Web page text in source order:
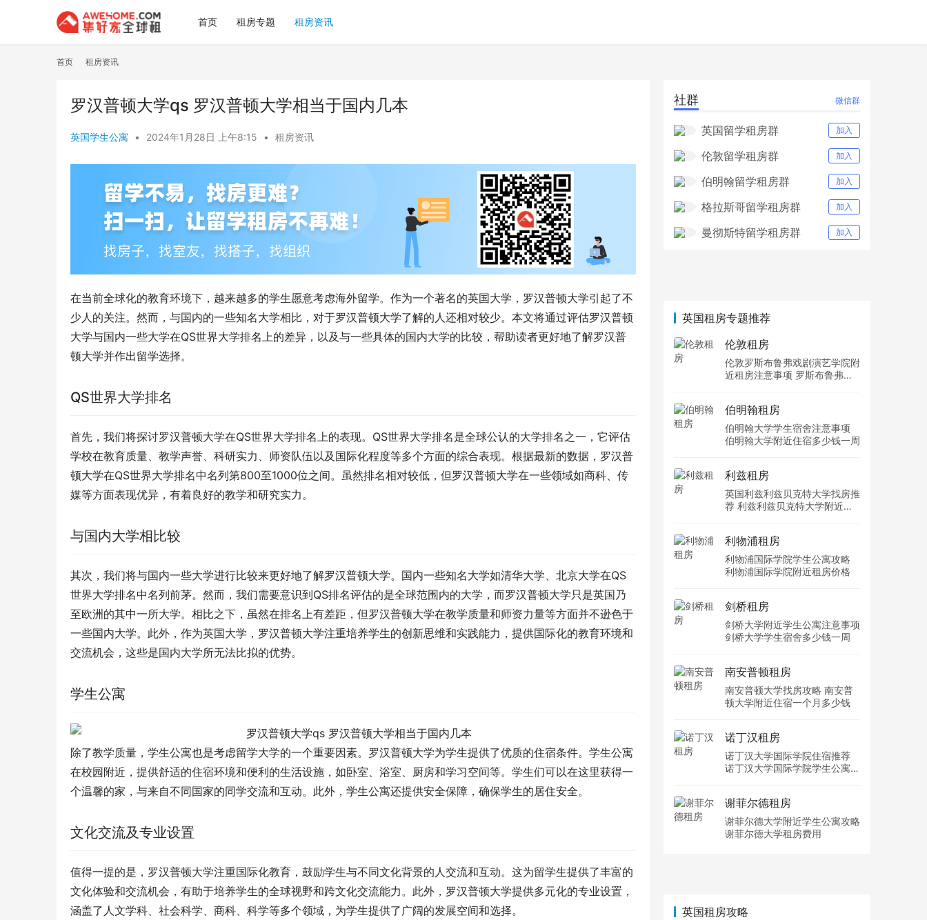
首页 租房专题 租房资讯
首页 租房资讯
罗汉普顿大学qs 罗汉普顿大学相当于国内几本
英国学生公寓 • 2024年1月28日 上午8:15 • 租房资讯
在当前全球化的教育环境下，越来越多的学生愿意考虑海外留学。作为一个著名的英国大学，罗汉普顿大学引起了不
少人的关注。然而，与国内的一些知名大学相比，对于罗汉普顿大学了解的人还相对较少。本文将通过评估罗汉普顿
大学与国内一些大学在QS世界大学排名上的差异，以及与一些具体的国内大学的比较，帮助读者更好地了解罗汉普
顿大学并作出留学选择。
QS世界大学排名
首先，我们将探讨罗汉普顿大学在QS世界大学排名上的表现。QS世界大学排名是全球公认的大学排名之一，它评估
学校在教育质量、教学声誉、科研实力、师资队伍以及国际化程度等多个方面的综合表现。根据最新的数据，罗汉普
顿大学在QS世界大学排名中名列第800至1000位之间。虽然排名相对较低，但罗汉普顿大学在一些领域如商科、传
媒等方面表现优异，有着良好的教学和研究实力。
与国内大学相比较
其次，我们将与国内一些大学进行比较来更好地了解罗汉普顿大学。国内一些知名大学如清华大学、北京大学在QS
世界大学排名中名列前茅。然而，我们需要意识到QS排名评估的是全球范围内的大学，而罗汉普顿大学只是英国乃
至欧洲的其中一所大学。相比之下，虽然在排名上有差距，但罗汉普顿大学在教学质量和师资力量等方面并不逊色于
一些国内大学。此外，作为英国大学，罗汉普顿大学注重培养学生的创新思维和实践能力，提供国际化的教育环境和
交流机会，这些是国内大学所无法比拟的优势。
学生公寓
除了教学质量，学生公寓也是考虑留学大学的一个重要因素。罗汉普顿大学为学生提供了优质的住宿条件。学生公寓
在校园附近，提供舒适的住宿环境和便利的生活设施，如卧室、浴室、厨房和学习空间等。学生们可以在这里获得一
个温馨的家，与来自不同国家的同学交流和互动。此外，学生公寓还提供安全保障，确保学生的居住安全。
文化交流及专业设置
值得一提的是，罗汉普顿大学注重国际化教育，鼓励学生与不同文化背景的人交流和互动。这为留学生提供了丰富的
文化体验和交流机会，有助于培养学生的全球视野和跨文化交流能力。此外，罗汉普顿大学提供多元化的专业设置，
涵盖了人文学科、社会科学、商科、科学等多个领域，为学生提供了广阔的发展空间和选择。
社群 微信群
英国留学租房群 加入
伦敦留学租房群 加入
伯明翰留学租房群 加入
格拉斯哥留学租房群 加入
曼彻斯特留学租房群 加入
英国租房专题推荐
伦敦租房
伦敦罗斯布鲁弗戏剧演艺学院附
近租房注意事项 罗斯布鲁弗戏
伯明翰租房
伯明翰大学学生宿舍注意事项
伯明翰大学附近住宿多少钱一周
利兹租房
英国利兹利兹贝克特大学找房推
荐 利兹利兹贝克特大学附近住
利物浦租房
利物浦国际学院学生公寓攻略
利物浦国际学院附近租房价格
剑桥租房
剑桥大学附近学生公寓注意事项
剑桥大学学生宿舍多少钱一周
南安普顿租房
南安普顿大学找房攻略 南安普
顿大学附近住宿一个月多少钱
诺丁汉租房
诺丁汉大学国际学院住宿推荐
诺丁汉大学国际学院学生公寓多
谢菲尔德租房
谢菲尔德大学附近学生公寓攻略
谢菲尔德大学租房费用
英国租房攻略